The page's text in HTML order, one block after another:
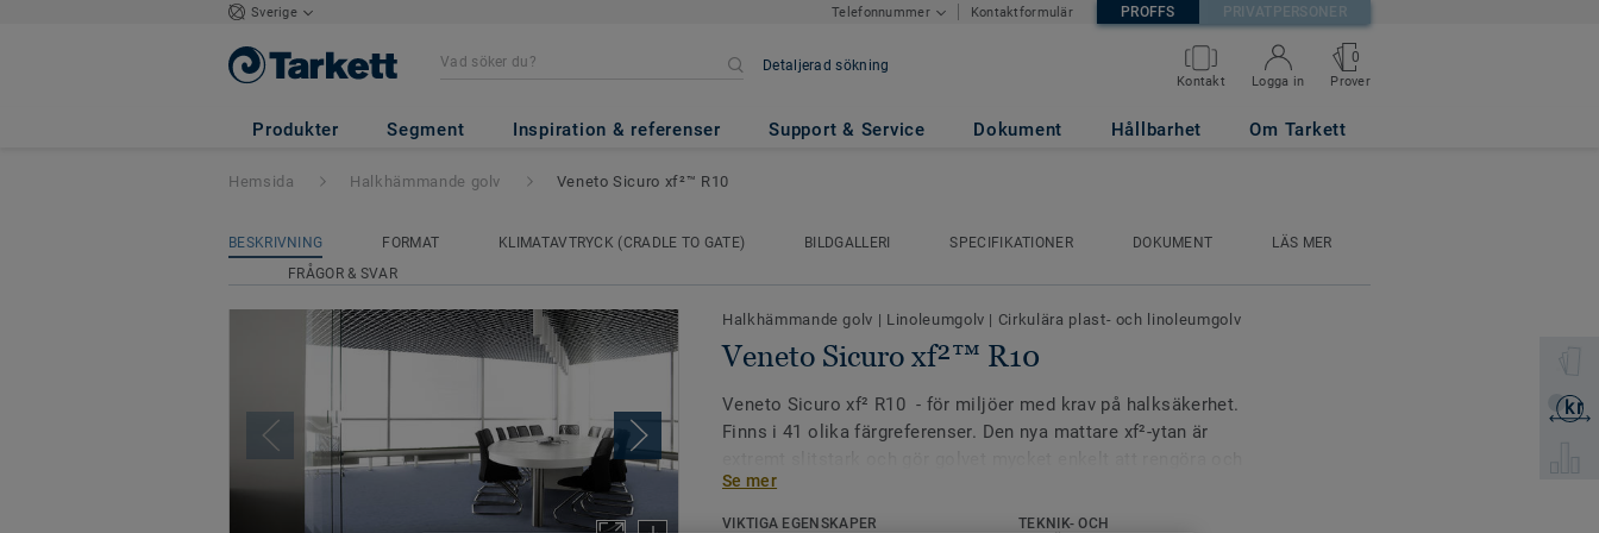
Sverige Telefonnummer Kontaktformulär PROFFS PRIVATPERSONER
Detaljerad sökning
Kontakt Logga in
0
Prover
Produkter Segment Inspiration & referenser Support & Service Dokument Hållbarhet Om Tarkett
Veneto Sicuro xf²™ R10
Välj
kr
Välj
Hemsida Halkhämmande golv Veneto Sicuro xf²™ R10
BESKRIVNING FORMAT KLIMATAVTRYCK (CRADLE TO GATE) BILDGALLERI SPECIFIKATIONER DOKUMENT
LÄS MER
FRÅGOR & SVAR
Halkhämmande golv | Linoleumgolv | Cirkulära plast- och linoleumgolv
Veneto Sicuro xf²™ R10
Veneto Sicuro xf² R10 - för miljöer med krav på halksäkerhet.
Finns i 41 olika färgreferenser. Den nya mattare xf²-ytan är
underhålla utan vax eller polish.
Se mer
VIKTIGA EGENSKAPER
TEKNIK- OCH